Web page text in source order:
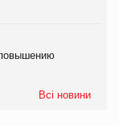
Всі новини